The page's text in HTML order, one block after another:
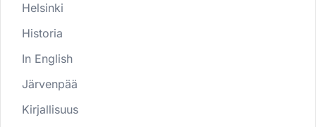
Helsinki
Historia
In English
Järvenpää
Kirjallisuus